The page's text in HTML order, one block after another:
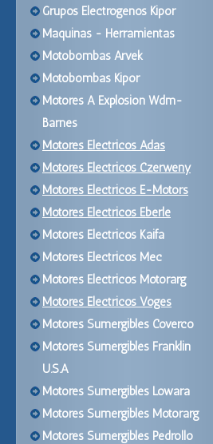
Grupos Electrogenos Kipor
Maquinas - Herramientas
Motobombas Arvek
Motobombas Kipor
Motores A Explosion Wdm-
Barnes
Motores Electricos Adas
Motores Electricos Czerweny
Motores Electricos E-Motors
Motores Electricos Eberle
Motores Electricos Kaifa
Motores Electricos Mec
Motores Electricos Motorarg
Motores Electricos Voges
Motores Sumergibles Coverco
Motores Sumergibles Franklin
U.S.A
Motores Sumergibles Lowara
Motores Sumergibles Motorarg
Motores Sumergibles Pedrollo